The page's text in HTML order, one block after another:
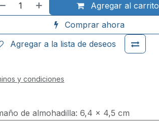
Agregar al carrito
Comprar ahora
Agregar a la lista de deseos
y condiciones
de almohadilla: 6,4 x 4,5 cm